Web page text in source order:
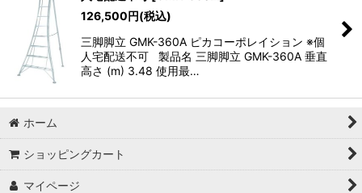
126,500円(税込)
三脚脚立 GMK-360A ピカコーポレイション ※個
人宅配送不可 製品名 三脚脚立 GMK-360A 垂直
高さ (m) 3.48 使用最…
ホーム
ショッピングカート
マイページ